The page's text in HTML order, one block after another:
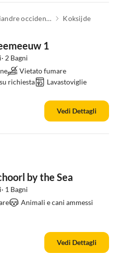
Costa belga - Fiandre occidentali Koksijde
1
2 Bagni
Vietato fumare
richiesta
Lavastoviglie
Vedi Dettagli
by the Sea
1 Bagni
Animali e cani ammessi
Vedi Dettagli